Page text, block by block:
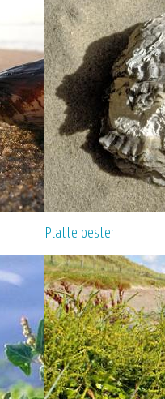
Platte oester